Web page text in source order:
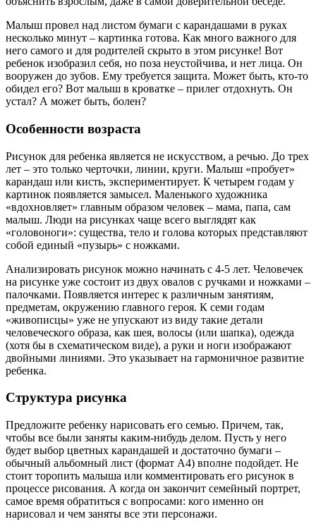
Малыш провел над листом бумаги с карандашами в руках
несколько минут – картинка готова. Как много важного для
него самого и для родителей скрыто в этом рисунке! Вот
ребенок изобразил себя, но поза неустойчива, и нет лица. Он
вооружен до зубов. Ему требуется защита. Может быть, кто-то
обидел его? Вот малыш в кроватке – прилег отдохнуть. Он
устал? А может быть, болен?
Особенности возраста
Рисунок для ребенка является не искусством, а речью. До трех
лет – это только черточки, линии, круги. Малыш «пробует»
карандаш или кисть, экспериментирует. К четырем годам у
картинок появляется замысел. Маленького художника
«вдохновляет» главным образом человек – мама, папа, сам
малыш. Люди на рисунках чаще всего выглядят как
«головоноги»: существа, тело и голова которых представляют
собой единый «пузырь» с ножками.
Анализировать рисунок можно начинать с 4-5 лет. Человечек
на рисунке уже состоит из двух овалов с ручками и ножками –
палочками. Появляется интерес к различным занятиям,
предметам, окружению главного героя. К семи годам
«живописцы» уже не упускают из виду такие детали
человеческого образа, как шея, волосы (или шапка), одежда
(хотя бы в схематическом виде), а руки и ноги изображают
двойными линиями. Это указывает на гармоничное развитие
ребенка.
Структура рисунка
Предложите ребенку нарисовать его семью. Причем, так,
чтобы все были заняты каким-нибудь делом. Пусть у него
будет выбор цветных карандашей и достаточно бумаги –
обычный альбомный лист (формат А4) вполне подойдет. Не
стоит торопить малыша или комментировать его рисунок в
процессе рисования. А когда он закончит семейный портрет,
самое время обратиться с вопросами: кого именно он
нарисовал и чем заняты все эти персонажи.